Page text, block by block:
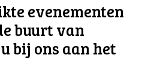
evenementen
buurt van
bij ons aan het